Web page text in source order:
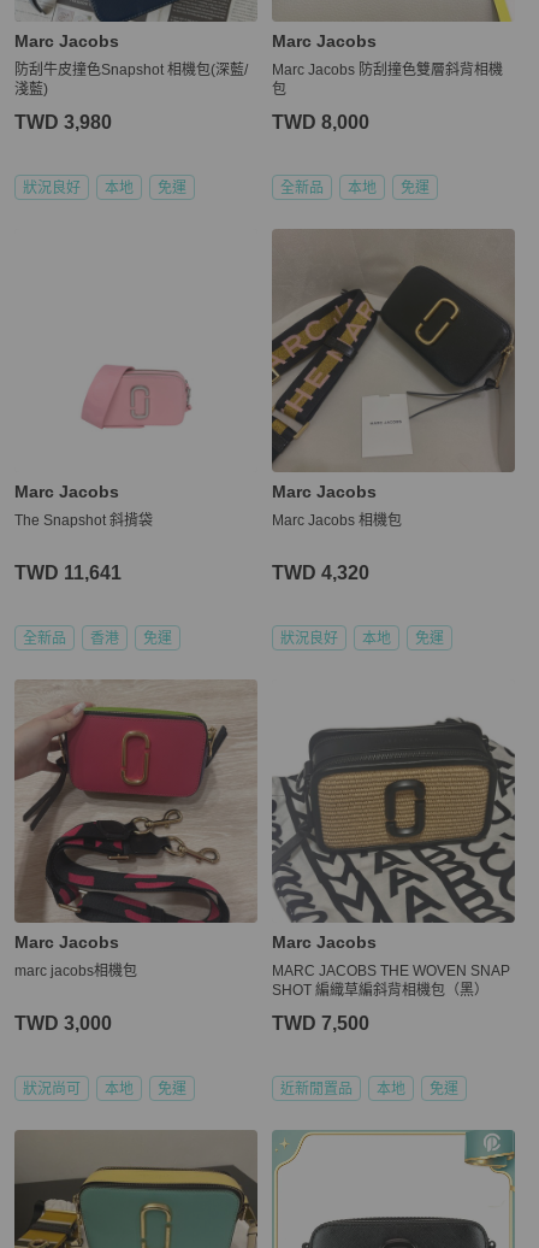
Marc Jacobs
防刮牛皮撞色Snapshot 相機包(深藍/
淺藍)
TWD 3,980
狀況良好 本地 免運
Marc Jacobs
Marc Jacobs 防刮撞色雙層斜背相機
包
TWD 8,000
全新品 本地 免運
Marc Jacobs
The Snapshot 斜揹袋
TWD 11,641
全新品 香港 免運
Marc Jacobs
Marc Jacobs 相機包
TWD 4,320
狀況良好 本地 免運
Marc Jacobs
marc jacobs相機包
TWD 3,000
狀況尚可 本地 免運
Marc Jacobs
MARC JACOBS THE WOVEN SNAP
SHOT 編織草編斜背相機包（黑）
TWD 7,500
近新閒置品 本地 免運